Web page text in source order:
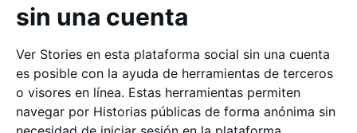
sin una cuenta
Ver Stories en esta plataforma social sin una cuenta
es posible con la ayuda de herramientas de terceros
o visores en línea. Estas herramientas permiten
navegar por Historias públicas de forma anónima sin